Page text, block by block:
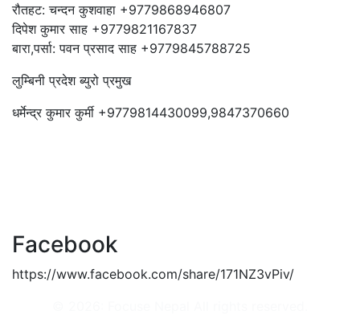
रौतहट: चन्दन कुशवाहा +9779868946807
दिपेश कुमार साह +9779821167837
बारा,पर्सा: पवन प्रसाद साह +9779845788725
लुम्बिनी प्रदेश ब्युरो प्रमुख
धर्मेन्द्र कुमार कुर्मी +9779814430099,9847370660
Facebook
https://www.facebook.com/share/171NZ3vPiv/